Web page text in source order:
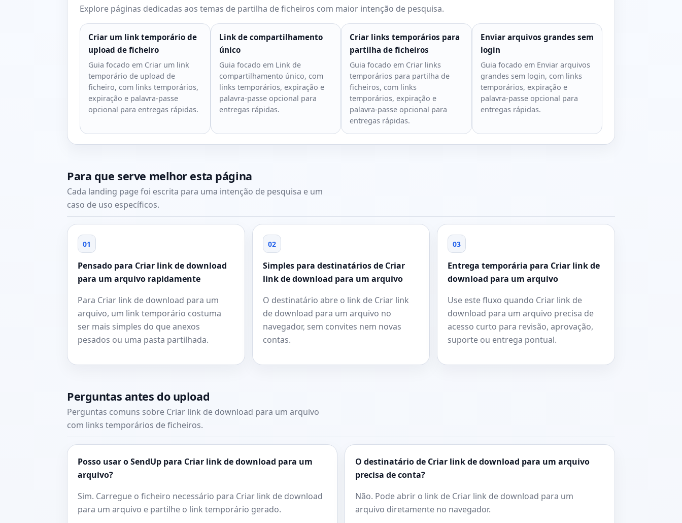
Explore páginas dedicadas aos temas de partilha de ficheiros com maior intenção de pesquisa.
Criar um link temporário de
upload de ficheiro
Guia focado em Criar um link
temporário de upload de
ficheiro, com links temporários,
expiração e palavra-passe
opcional para entregas rápidas.
Link de compartilhamento
único
Guia focado em Link de
compartilhamento único, com
links temporários, expiração e
palavra-passe opcional para
entregas rápidas.
Criar links temporários para
partilha de ficheiros
Guia focado em Criar links
temporários para partilha de
ficheiros, com links
temporários, expiração e
palavra-passe opcional para
entregas rápidas.
Enviar arquivos grandes sem
login
Guia focado em Enviar arquivos
grandes sem login, com links
temporários, expiração e
palavra-passe opcional para
entregas rápidas.
Para que serve melhor esta página
Cada landing page foi escrita para uma intenção de pesquisa e um
caso de uso específicos.
01
Pensado para Criar link de download
para um arquivo rapidamente
Para Criar link de download para um
arquivo, um link temporário costuma
ser mais simples do que anexos
pesados ou uma pasta partilhada.
02
Simples para destinatários de Criar
link de download para um arquivo
O destinatário abre o link de Criar link
de download para um arquivo no
navegador, sem convites nem novas
contas.
03
Entrega temporária para Criar link de
download para um arquivo
Use este fluxo quando Criar link de
download para um arquivo precisa de
acesso curto para revisão, aprovação,
suporte ou entrega pontual.
Perguntas antes do upload
Perguntas comuns sobre Criar link de download para um arquivo
com links temporários de ficheiros.
Posso usar o SendUp para Criar link de download para um
arquivo?
Sim. Carregue o ficheiro necessário para Criar link de download
para um arquivo e partilhe o link temporário gerado.
O destinatário de Criar link de download para um arquivo
precisa de conta?
Não. Pode abrir o link de Criar link de download para um
arquivo diretamente no navegador.